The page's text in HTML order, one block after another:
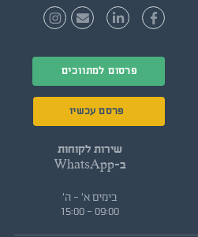
פרסום למתווכים
פרסם עכשיו
שירות לקוחות
ב-WhatsApp
בימים א' - ה'
09:00 - 15:00